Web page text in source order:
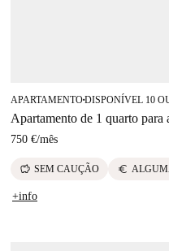
APARTAMENTO■DISPONÍVEL 10
Apartamento de 1 quarto para
750 €/mês
savings SEM CAUÇÃO euro
+info